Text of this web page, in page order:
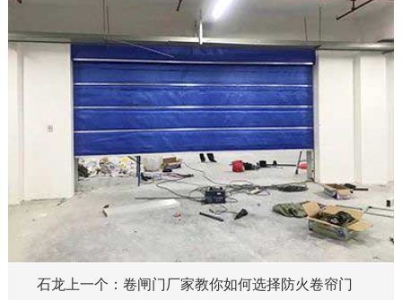
石龙上一个：卷闸门厂家教你如何选择防火卷帘门